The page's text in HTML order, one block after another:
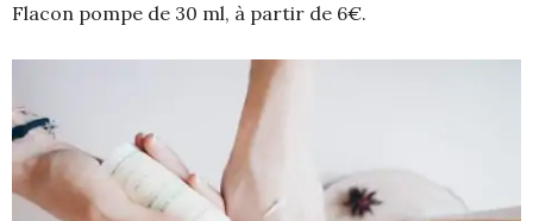
Flacon pompe de 30 ml, à partir de 6€.